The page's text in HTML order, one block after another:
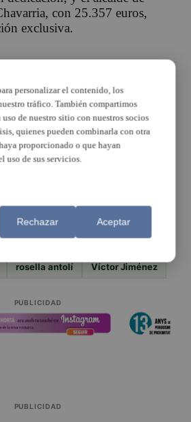
con 25.357 euros,
exclusiva.
Ayuntamiento de Burjassot
Ayuntamiento de Mislata
carlos bielsa Compromís
Gimeno
rosella antolí Víctor Jiménez
PUBLICIDAD
PUBLICIDAD
personalizar el contenido, los
tráfico. También compartimos
de nuestro sitio con nuestros socios
quienes pueden combinarla con otra
proporcionado o que hayan
uso de sus servicios.
Rechazar Aceptar